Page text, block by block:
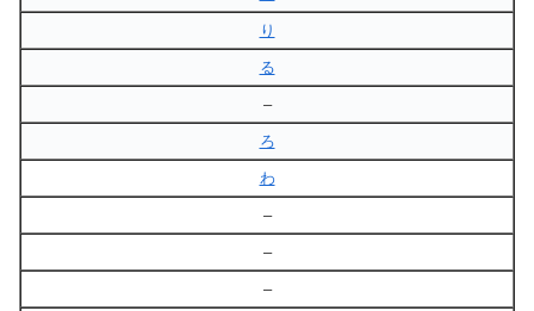
り
る
–
ろ
わ
–
–
–